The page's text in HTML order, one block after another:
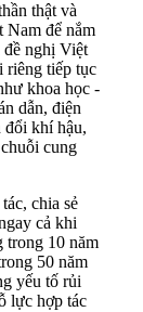
thật và
Nam để nắm
đề nghị Việt
riêng tiếp tục
khoa học -
dẫn, điện
đổi khí hậu,
cung
chia sẻ
cả khi
trong 10 năm
50 năm
yếu tố rủi
lực hợp tác